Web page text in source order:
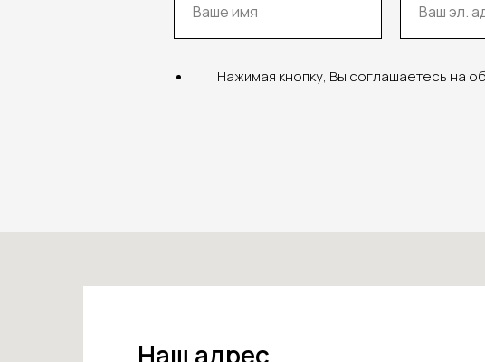
Нажимая кнопку, Вы соглашаетесь на
Наш адрес